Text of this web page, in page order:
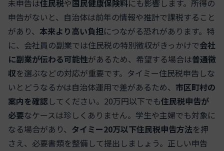
未申告は住民税や国民健康保険料にも影響します。所得の
申告がないと、自治体は前年の情報や推計で課税すること
があり、 本来より高い負担につながる恐れがあります。特
に、会社員の副業では住民税の特別徴収がきっかけで会社
に副業が伝わる可能性があるため、希望する場合は普通徴
収を選ぶなどの対応が重要です。タイミー住民税申告しな
いとどうなるかは自治体運用で差があるため、 市区町村の
案内を確認してください。20万円以下でも住民税申告が
必要なケースは珍しくありません。学生や主婦でも対象に
なる場合があり、 タイミー20万以下住民税申告方法を押
さえ、必要書類を整備して提出しましょう。正しい申告